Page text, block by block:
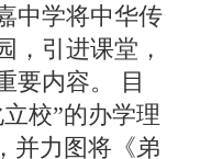
中学将中华传
，引进课堂，
要内容。 目
校”的办学理
并力图将《弟